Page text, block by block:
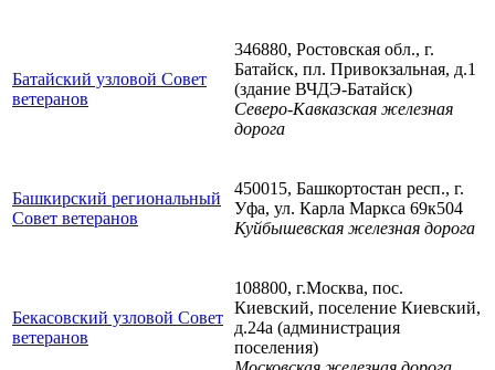
Батайский узловой Совет
ветеранов
346880, Ростовская обл., г.
Батайск, пл. Привокзальная, д.1
(здание ВЧДЭ-Батайск)
Северо-Кавказская железная
дорога
Башкирский региональный
Совет ветеранов
450015, Башкортостан респ., г.
Уфа, ул. Карла Маркса 69к504
Куйбышевская железная дорога
Бекасовский узловой Совет
ветеранов
108800, г.Москва, пос.
Киевский, поселение Киевский,
д.24а (администрация
поселения)